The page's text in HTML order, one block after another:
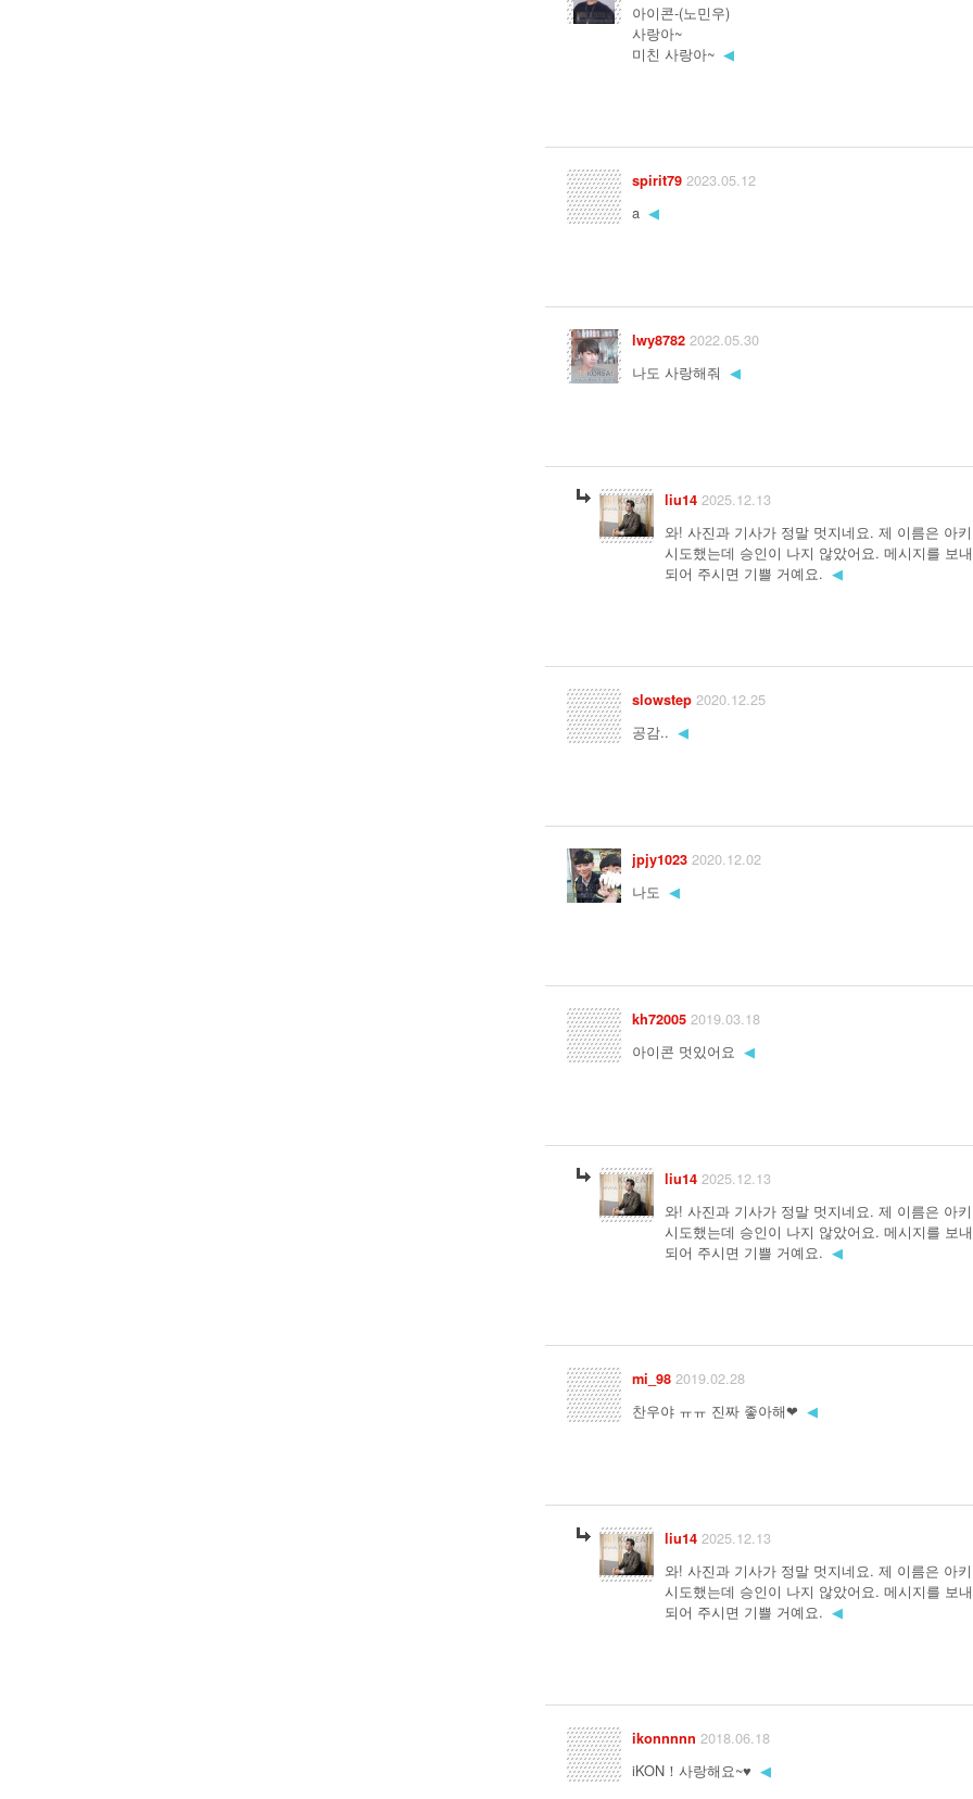
아이콘-(노민우)
사랑아~
미친 사랑아~ ◀
spirit79 2023.05.12
a ◀
lwy8782 2022.05.30
나도 사랑해줘 ◀
liu14 2025.12.13
와! 사진과 기사가 정말 멋지네요. 제 이름은 아
시도했는데 승인이 나지 않았어요. 메시지를 보
되어 주시면 기쁠 거예요. ◀
slowstep 2020.12.25
공감.. ◀
jpjy1023 2020.12.02
나도 ◀
kh72005 2019.03.18
아이콘 멋있어요 ◀
liu14 2025.12.13
와! 사진과 기사가 정말 멋지네요. 제 이름은 아
시도했는데 승인이 나지 않았어요. 메시지를 보
되어 주시면 기쁠 거예요. ◀
mi_98 2019.02.28
찬우야 ㅠㅠ 진짜 좋아해❤ ◀
liu14 2025.12.13
와! 사진과 기사가 정말 멋지네요. 제 이름은 아
시도했는데 승인이 나지 않았어요. 메시지를 보
되어 주시면 기쁠 거예요. ◀
ikonnnnn 2018.06.18
iKON！사랑해요~♥ ◀